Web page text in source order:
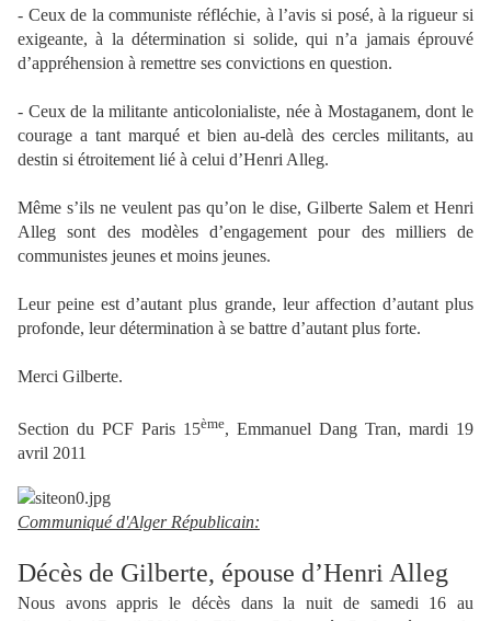
- Ceux de la communiste réfléchie, à l’avis si posé, à la rigueur si
exigeante, à la détermination si solide, qui n’a jamais éprouvé
d’appréhension à remettre ses convictions en question.
- Ceux de la militante anticolonialiste, née à Mostaganem, dont le
courage a tant marqué et bien au-delà des cercles militants, au
destin si étroitement lié à celui d’Henri Alleg.
Même s’ils ne veulent pas qu’on le dise, Gilberte Salem et Henri
Alleg sont des modèles d’engagement pour des milliers de
communistes jeunes et moins jeunes.
Leur peine est d’autant plus grande, leur affection d’autant plus
profonde, leur détermination à se battre d’autant plus forte.
Merci Gilberte.
Section du PCF Paris 15ème, Emmanuel Dang Tran, mardi 19
avril 2011
Communiqué d'Alger Républicain:
Décès de Gilberte, épouse d’Henri Alleg
Nous avons appris le décès dans la nuit de samedi 16 au